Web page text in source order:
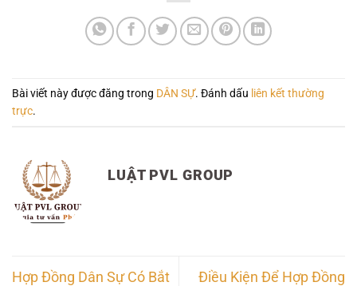
Bài viết này được đăng trong DÂN SỰ. Đánh dấu liên kết thường
trực.
LUẬT PVL GROUP
Hợp Đồng Dân Sự Có Bắt
Điều Kiện Để Hợp Đồng